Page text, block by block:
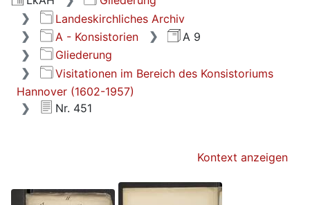
Landeskirchliches Archiv
A - Konsistorien
A 9
Gliederung
Visitationen im Bereich des Konsistoriums
Hannover (1602-1957)
Nr. 451
Kontext anzeigen